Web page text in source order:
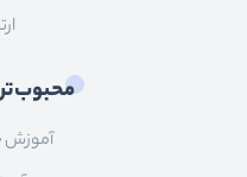
آموزش